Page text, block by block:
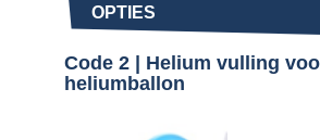
OPTIES
Code 2 | Helium vulling
heliumballon